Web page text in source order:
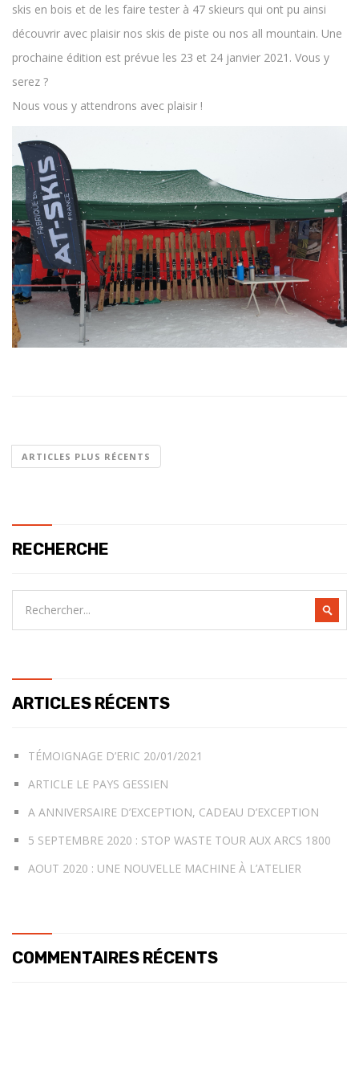
skis en bois et de les faire tester à 47 skieurs qui ont pu ainsi
découvrir avec plaisir nos skis de piste ou nos all mountain. Une
prochaine édition est prévue les 23 et 24 janvier 2021. Vous y
serez ?
Nous vous y attendrons avec plaisir !
ARTICLES PLUS RÉCENTS
RECHERCHE
ARTICLES RÉCENTS
TÉMOIGNAGE D’ERIC 20/01/2021
ARTICLE LE PAYS GESSIEN
A ANNIVERSAIRE D’EXCEPTION, CADEAU D’EXCEPTION
5 SEPTEMBRE 2020 : STOP WASTE TOUR AUX ARCS 1800
AOUT 2020 : UNE NOUVELLE MACHINE À L’ATELIER
COMMENTAIRES RÉCENTS